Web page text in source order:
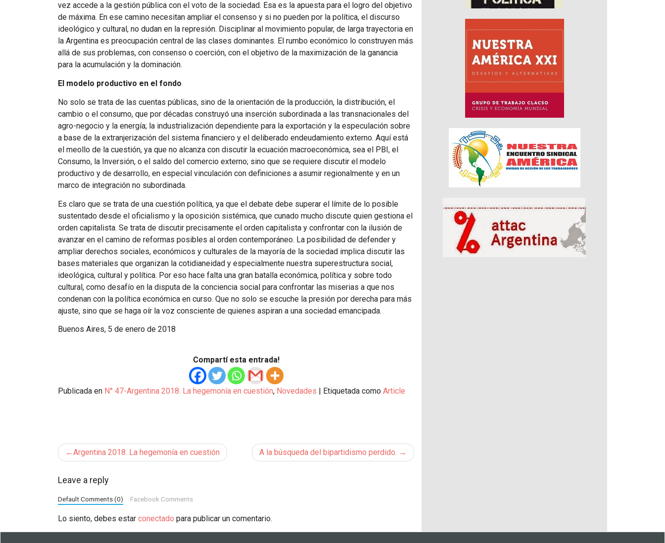
vez accede a la gestión pública con el voto de la sociedad. Esa es la apuesta para el logro del objetivo
de máxima. En ese camino necesitan ampliar el consenso y si no pueden por la política, el discurso
ideológico y cultural, no dudan en la represión. Disciplinar al movimiento popular, de larga trayectoria en
la Argentina es preocupación central de las clases dominantes. El rumbo económico lo construyen más
allá de sus problemas, con consenso o coerción, con el objetivo de la maximización de la ganancia
para la acumulación y la dominación.
El modelo productivo en el fondo
No solo se trata de las cuentas públicas, sino de la orientación de la producción, la distribución, el
cambio o el consumo, que por décadas construyó una inserción subordinada a las transnacionales del
agro-negocio y la energía; la industrialización dependiente para la exportación y la especulación sobre
a base de la extranjerización del sistema financiero y el deliberado endeudamiento externo. Aquí está
el meollo de la cuestión, ya que no alcanza con discutir la ecuación macroeconómica, sea el PBI, el
Consumo, la Inversión, o el saldo del comercio externo; sino que se requiere discutir el modelo
productivo y de desarrollo, en especial vinculación con definiciones a asumir regionalmente y en un
marco de integración no subordinada.
Es claro que se trata de una cuestión política, ya que el debate debe superar el límite de lo posible
sustentado desde el oficialismo y la oposición sistémica, que cunado mucho discute quien gestiona el
orden capitalista. Se trata de discutir precisamente el orden capitalista y confrontar con la ilusión de
avanzar en el camino de reformas posibles al orden contemporáneo. La posibilidad de defender y
ampliar derechos sociales, económicos y culturales de la mayoría de la sociedad implica discutir las
bases materiales que organizan la cotidianeidad y especialmente nuestra superestructura social,
ideológica, cultural y política. Por eso hace falta una gran batalla económica, política y sobre todo
cultural, como desafío en la disputa de la conciencia social para confrontar las miserias a que nos
condenan con la política económica en curso. Que no solo se escuche la presión por derecha para más
ajuste, sino que se haga oír la voz consciente de quienes aspiran a una sociedad emancipada.
Buenos Aires, 5 de enero de 2018
Compartí esta entrada!
Publicada en N° 47-Argentina 2018. La hegemonía en cuestión, Novedades | Etiquetada como Article
Navegación
entradas
Argentina 2018. La hegemonía en cuestión A la búsqueda del bipartidismo perdido.
Leave a reply
Default Comments (0) Facebook Comments
Lo siento, debes estar conectado para publicar un comentario.